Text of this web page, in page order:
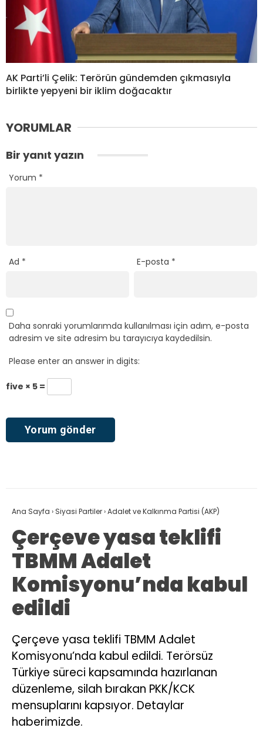
AK Parti’li Çelik: Terörün gündemden çıkmasıyla
birlikte yepyeni bir iklim doğacaktır
YORUMLAR
Bir yanıt yazın
Yorum *
Ad * E-posta *
Daha sonraki yorumlarımda kullanılması için adım, e-posta
adresim ve site adresim bu tarayıcıya kaydedilsin.
Please enter an answer in digits:
five × 5 =
Ana Sayfa › Siyasi Partiler›Adalet ve Kalkınma Partisi (AKP)
Çerçeve yasa teklifi
TBMM Adalet
Komisyonu’nda kabul
edildi
Çerçeve yasa teklifi TBMM Adalet
Komisyonu’nda kabul edildi. Terörsüz
Türkiye süreci kapsamında hazırlanan
düzenleme, silah bırakan PKK/KCK
mensuplarını kapsıyor. Detaylar
haberimizde.